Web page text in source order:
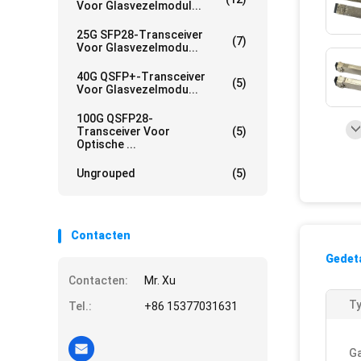
Voor Glasvezelmodul...
25G SFP28-Transceiver
Voor Glasvezelmodu...
(7)
40G QSFP+-Transceiver
Voor Glasvezelmodu...
(5)
100G QSFP28-
Transceiver Voor
Optische ...
(5)
Ungrouped (5)
Contacten
Contacten:
Mr. Xu
Tel.:
+86 15377031631